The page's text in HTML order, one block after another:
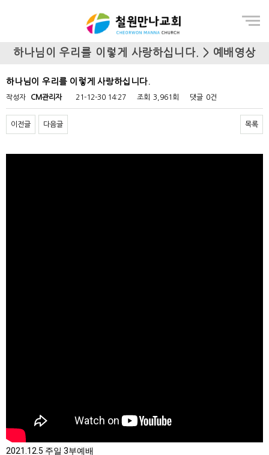
하나님이 우리를 이렇게 사랑하십니다. > 예배영상
하나님이 우리를 이렇게 사랑하십니다.
작성자 CM관리자 21-12-30 14:27 조회 3,961회 댓글 0건
이전글 다음글 목록
2021.12.5 주일 3부예배